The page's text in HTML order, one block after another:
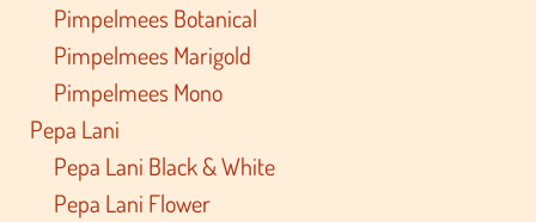
Pimpelmees Botanical
Pimpelmees Marigold
Pimpelmees Mono
Pepa Lani
Pepa Lani Black & White
Pepa Lani Flower